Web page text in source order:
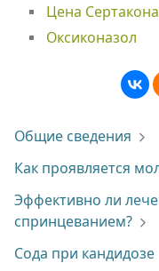
Цена
Оксиконазол
Общие сведения
Как проявляется
Эффективно ли
спринцеванием?
Сода при кандидозе